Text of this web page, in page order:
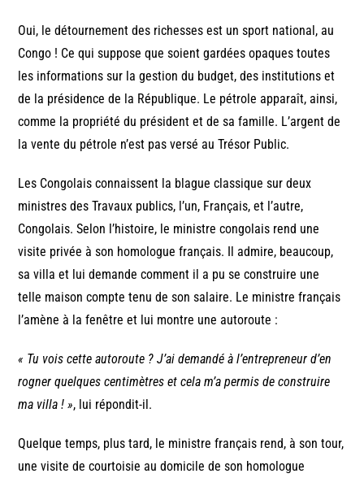
Oui, le détournement des richesses est un sport national, au
Congo ! Ce qui suppose que soient gardées opaques toutes
les informations sur la gestion du budget, des institutions et
de la présidence de la République. Le pétrole apparaît, ainsi,
comme la propriété du président et de sa famille. L’argent de
la vente du pétrole n’est pas versé au Trésor Public.
Les Congolais connaissent la blague classique sur deux
ministres des Travaux publics, l’un, Français, et l’autre,
Congolais. Selon l’histoire, le ministre congolais rend une
visite privée à son homologue français. Il admire, beaucoup,
sa villa et lui demande comment il a pu se construire une
telle maison compte tenu de son salaire. Le ministre français
l’amène à la fenêtre et lui montre une autoroute :
« Tu vois cette autoroute ? J’ai demandé à l’entrepreneur d’en
rogner quelques centimètres et cela m’a permis de construire
ma villa ! », lui répondit-il.
Quelque temps, plus tard, le ministre français rend, à son tour,
une visite de courtoisie au domicile de son homologue